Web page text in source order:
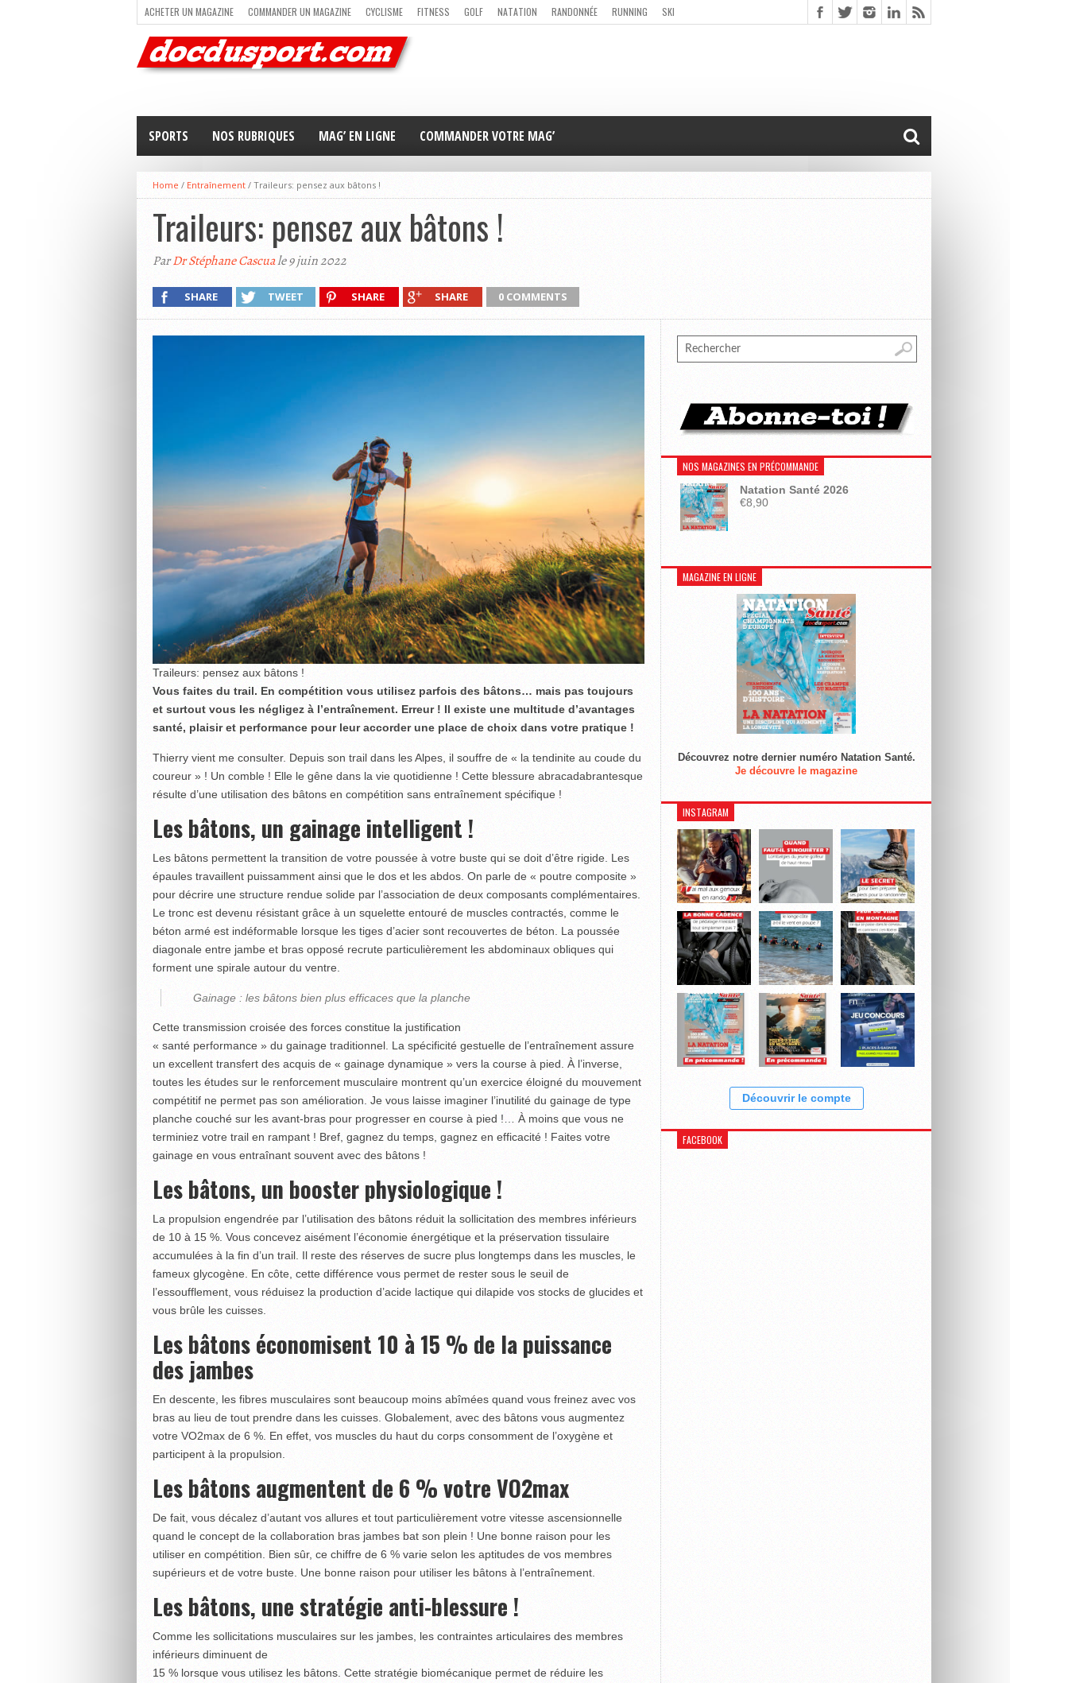
ACHETER UN MAGAZINE COMMANDER UN MAGAZINE CYCLISME FITNESS GOLF NATATION RANDONNÉE RUNNING
SKI
TRAIL RUNNING
TRIATHLON VOILE NEWSLETTER MAG’ EN LIGNE
SPORTS NOS RUBRIQUES MAG’ EN LIGNE COMMANDER VOTRE MAG’
Home / Entraînement / Traileurs: pensez aux bâtons !
Traileurs: pensez aux bâtons !
ParDr Stéphane Cascuale 9 juin 2022
SHARE TWEET SHARE SHARE 0 COMMENTS
Traileurs: pensez aux bâtons !
Vous faites du trail. En compétition vous utilisez parfois des bâtons… mais pas toujours
et surtout vous les négligez à l’entraînement. Erreur ! Il existe une multitude d’avantages
santé, plaisir et performance pour leur accorder une place de choix dans votre pratique !
Thierry vient me consulter. Depuis son trail dans les Alpes, il souffre de « la tendinite au coude du
coureur » ! Un comble ! Elle le gêne dans la vie quotidienne ! Cette blessure abracadabrantesque
résulte d’une utilisation des bâtons en compétition sans entraînement spécifique !
Les bâtons, un gainage intelligent !
Les bâtons permettent la transition de votre poussée à votre buste qui se doit d’être rigide. Les
épaules travaillent puissamment ainsi que le dos et les abdos. On parle de « poutre composite »
pour décrire une structure rendue solide par l’association de deux composants complémentaires.
Le tronc est devenu résistant grâce à un squelette entouré de muscles contractés, comme le
béton armé est indéformable lorsque les tiges d’acier sont recouvertes de béton. La poussée
diagonale entre jambe et bras opposé recrute particulièrement les abdominaux obliques qui
forment une spirale autour du ventre.
Gainage : les bâtons bien plus efficaces que la planche
Cette transmission croisée des forces constitue la justification
« santé performance » du gainage traditionnel. La spécificité gestuelle de l’entraînement assure
un excellent transfert des acquis de « gainage dynamique » vers la course à pied. À l’inverse,
toutes les études sur le renforcement musculaire montrent qu’un exercice éloigné du mouvement
compétitif ne permet pas son amélioration. Je vous laisse imaginer l’inutilité du gainage de type
planche couché sur les avant-bras pour progresser en course à pied !… À moins que vous ne
terminiez votre trail en rampant ! Bref, gagnez du temps, gagnez en efficacité ! Faites votre
gainage en vous entraînant souvent avec des bâtons !
Les bâtons, un booster physiologique !
La propulsion engendrée par l’utilisation des bâtons réduit la sollicitation des membres inférieurs
de 10 à 15 %. Vous concevez aisément l’économie énergétique et la préservation tissulaire
accumulées à la fin d’un trail. Il reste des réserves de sucre plus longtemps dans les muscles, le
fameux glycogène. En côte, cette différence vous permet de rester sous le seuil de
l’essoufflement, vous réduisez la production d’acide lactique qui dilapide vos stocks de glucides et
vous brûle les cuisses.
Les bâtons économisent 10 à 15 % de la puissance
des jambes
En descente, les fibres musculaires sont beaucoup moins abîmées quand vous freinez avec vos
bras au lieu de tout prendre dans les cuisses. Globalement, avec des bâtons vous augmentez
votre VO2max de 6 %. En effet, vos muscles du haut du corps consomment de l’oxygène et
participent à la propulsion.
Les bâtons augmentent de 6 % votre VO2max
De fait, vous décalez d’autant vos allures et tout particulièrement votre vitesse ascensionnelle
quand le concept de la collaboration bras jambes bat son plein ! Une bonne raison pour les
utiliser en compétition. Bien sûr, ce chiffre de 6 % varie selon les aptitudes de vos membres
supérieurs et de votre buste. Une bonne raison pour utiliser les bâtons à l’entraînement.
Les bâtons, une stratégie anti-blessure !
Comme les sollicitations musculaires sur les jambes, les contraintes articulaires des membres
inférieurs diminuent de
15 % lorsque vous utilisez les bâtons. Cette stratégie biomécanique permet de réduire les
NOS MAGAZINES EN PRÉCOMMANDE
Natation Santé 2026
€8,90
MAGAZINE EN LIGNE
Découvrez notre dernier numéro Natation Santé.
Je découvre le magazine
INSTAGRAM
Découvrir le compte
FACEBOOK